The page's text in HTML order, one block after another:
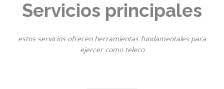
Servicios principales
estos servicios ofrecen herramientas fundamentales para
ejercer como teleco